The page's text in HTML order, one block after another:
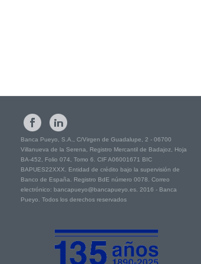
Banca Pueyo, S.A., C/Virgen de Guadalupe, 2 - 06700
Villanueva de la Serena, Registro Mercantil de Badajoz, Hoja
BA-452, Folio 074, Tomo 6. CIF A06001671 BIC
BAPUES22XXX. Entidad de crédito bajo la supervisión de
Banco de España. Registro BdE número 0078. Correo
electrónico: bancapueyo@bancapueyo.es. 2016 - Banca
Pueyo. Todos los derechos reservados